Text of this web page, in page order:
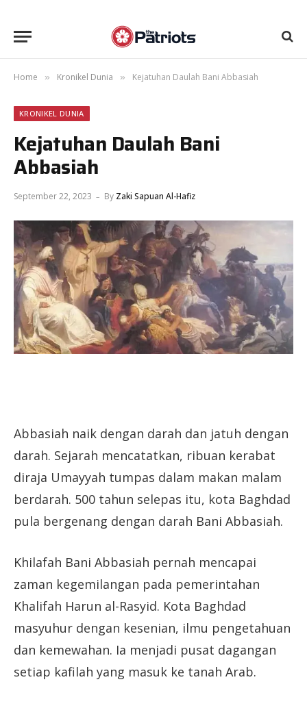
Home » Kronikel Dunia » Kejatuhan Daulah Bani Abbasiah
KRONIKEL DUNIA
Kejatuhan Daulah Bani
Abbasiah
September 22, 2023 By Zaki Sapuan Al-Hafiz
Abbasiah naik dengan darah dan jatuh dengan
darah. Sejarah mencatatkan, ribuan kerabat
diraja Umayyah tumpas dalam makan malam
berdarah. 500 tahun selepas itu, kota Baghdad
pula bergenang dengan darah Bani Abbasiah.
Khilafah Bani Abbasiah pernah mencapai
zaman kegemilangan pada pemerintahan
Khalifah Harun al-Rasyid. Kota Baghdad
masyuhur dengan kesenian, ilmu pengetahuan
dan kemewahan. Ia menjadi pusat dagangan
setiap kafilah yang masuk ke tanah Arab.